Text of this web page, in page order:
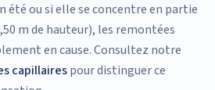
été ou si elle se concentre en partie
m de hauteur), les remontées
en cause. Consultez notre
capillairespour distinguer ce